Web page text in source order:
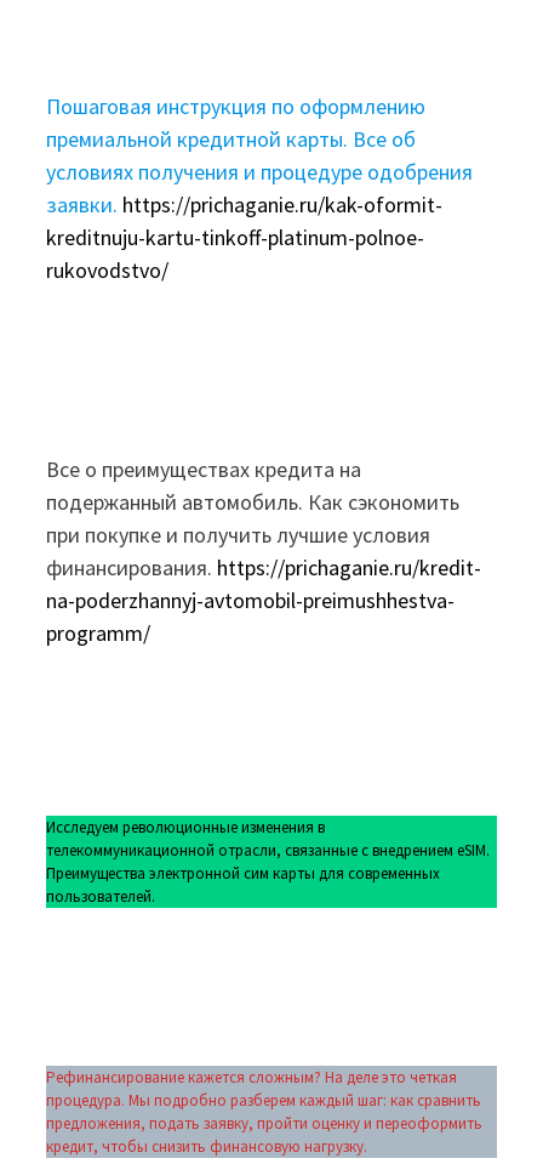
Пошаговая инструкция по оформлению
премиальной кредитной карты. Все об
условиях получения и процедуре одобрения
заявки. https://prichaganie.ru/kak-oformit-
kreditnuju-kartu-tinkoff-platinum-polnoe-
rukovodstvo/
Все о преимуществах кредита на
подержанный автомобиль. Как сэкономить
при покупке и получить лучшие условия
финансирования. https://prichaganie.ru/kredit-
na-poderzhannyj-avtomobil-preimushhestva-
programm/
Исследуем революционные изменения в
телекоммуникационной отрасли, связанные с внедрением eSIM.
Преимущества электронной сим карты для современных
пользователей.
Рефинансирование кажется сложным? На деле это четкая
процедура. Мы подробно разберем каждый шаг: как сравнить
предложения, подать заявку, пройти оценку и переоформить
кредит, чтобы снизить финансовую нагрузку.